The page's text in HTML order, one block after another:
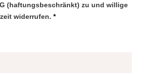
(haftungsbeschränkt) zu und willige
widerrufen. *